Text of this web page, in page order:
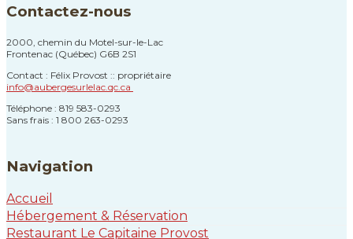
Contactez-nous
2000, chemin du Motel-sur-le-Lac
Frontenac (Québec) G6B 2S1
Contact : Félix Provost :: propriétaire
info@aubergesurlelac.qc.ca
Téléphone : 819 583-0293
Sans frais : 1 800 263-0293
Navigation
Accueil
Hébergement & Réservation
Restaurant Le Capitaine Provost